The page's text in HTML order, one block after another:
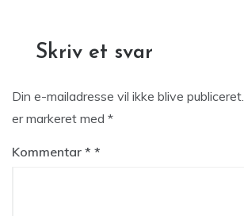
Skriv et svar
Din e-mailadresse vil ikke blive publiceret.
er markeret med *
Kommentar *